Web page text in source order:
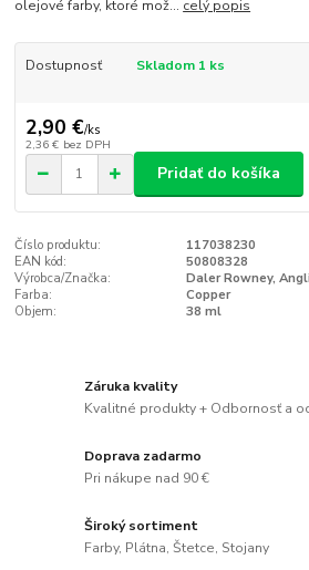
olejové farby, ktoré mož... celý popis
Dostupnosť Skladom 1 ks
2,90 €/ks
2,36 € bez DPH
Pridať do košíka
Číslo produktu:
117038230
EAN kód:
50808328
Výrobca/Značka:
Daler Rowney,
Farba:
Copper
Objem:
38 ml
Záruka kvality
Kvalitné produkty + Odbornosť a
Doprava zadarmo
Pri nákupe nad 90 €
Široký sortiment
Farby, Plátna, Štetce, Stojany